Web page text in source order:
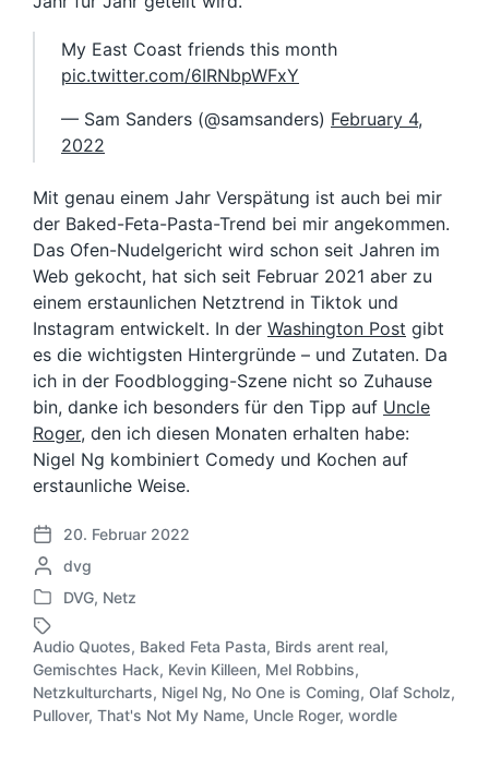
My East Coast friends this month
pic.twitter.com/6IRNbpWFxY
— Sam Sanders (@samsanders) February 4,
2022
Mit genau einem Jahr Verspätung ist auch bei mir
der Baked-Feta-Pasta-Trend bei mir angekommen.
Das Ofen-Nudelgericht wird schon seit Jahren im
Web gekocht, hat sich seit Februar 2021 aber zu
einem erstaunlichen Netztrend in Tiktok und
Instagram entwickelt. In der Washington Post gibt
es die wichtigsten Hintergründe – und Zutaten. Da
ich in der Foodblogging-Szene nicht so Zuhause
bin, danke ich besonders für den Tipp auf Uncle
Roger, den ich diesen Monaten erhalten habe:
Nigel Ng kombiniert Comedy und Kochen auf
erstaunliche Weise.
V
e
r
ö
e
n
20. Februar 2022
G
e
c
h
r
i
e
dvg
V
e
r
ö
f
f
DVG, Netz
S
c
Audio Quotes, Baked Feta Pasta, Birds arent real,
Gemischtes Hack, Kevin Killeen, Mel Robbins,
Netzkulturcharts, Nigel Ng, No One is Coming, Olaf Scholz,
Pullover, That's Not My Name, Uncle Roger, wordle